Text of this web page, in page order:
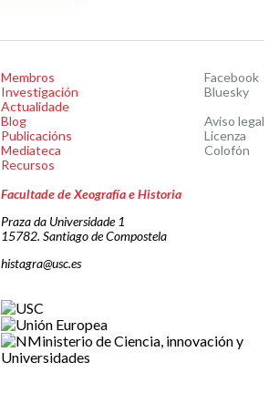
Membros
Investigación
Actualidade
Blog
Publicacións
Mediateca
Recursos
Facebook
Bluesky
Aviso legal
Licenza
Colofón
Facultade de Xeografía e Historia
Praza da Universidade 1
15782. Santiago de Compostela
histagra@usc.es